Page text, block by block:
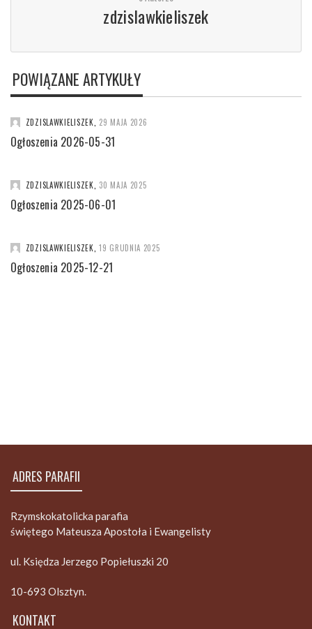
zdzislawkieliszek
POWIĄZANE ARTYKUŁY
ZDZISLAWKIELISZEK 29 MAJA 2026
Ogłoszenia 2026-05-31
ZDZISLAWKIELISZEK 30 MAJA 2025
Ogłoszenia 2025-06-01
ZDZISLAWKIELISZEK 19 GRUDNIA 2025
Ogłoszenia 2025-12-21
ADRES PARAFII
Rzymskokatolicka parafia
świętego Mateusza Apostoła i Ewangelisty
ul. Księdza Jerzego Popiełuszki 20
10-693 Olsztyn.
KONTAKT